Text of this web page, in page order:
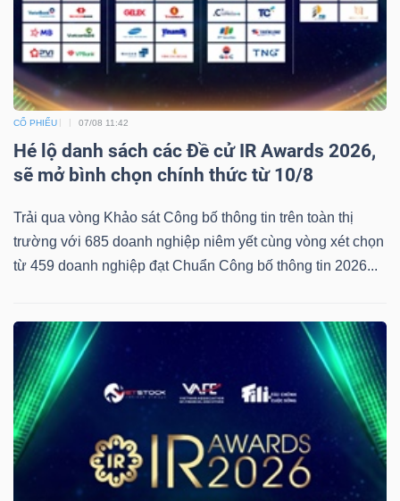
CỔ PHIẾU 07/08 11:42
Hé lộ danh sách các Đề cử IR Awards 2026,
sẽ mở bình chọn chính thức từ 10/8
Trải qua vòng Khảo sát Công bố thông tin trên toàn thị
trường với 685 doanh nghiệp niêm yết cùng vòng xét chọn
từ 459 doanh nghiệp đạt Chuẩn Công bố thông tin 2026...
TIỆN
ÍCH
BẤT
ĐỘNG
SẢN
Mã
chứng
khoán
(-)
Cổ phiếu Chỉ số Chứng chỉ quỹ